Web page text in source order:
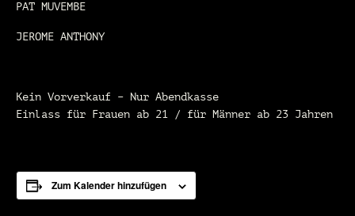
PAT MUVEMBE
JEROME ANTHONY
Kein Vorverkauf – Nur Abendkasse
Einlass für Frauen ab 21 / für Männer ab 23 Jahren
Zum Kalender hinzufügen